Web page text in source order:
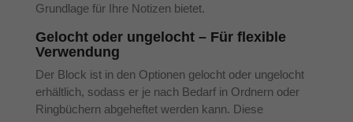
Grundlage für Ihre Notizen bietet.
Gelocht oder ungelocht – Für flexible
Verwendung
Der Block ist in den Optionen gelocht oder ungelocht
erhältlich, sodass er je nach Bedarf in Ordnern oder
Ringbüchern abgeheftet werden kann. Diese